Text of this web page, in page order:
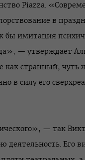
Piazza.
в
бы имитация
— утверждает
как странный, чуть
в силу его
— так
деятельность. Его